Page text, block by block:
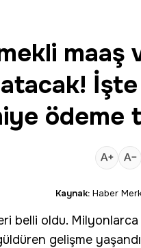
maaş
ödeme
Kaynak: Haber
belli oldu. Milyonlarca
gelişme